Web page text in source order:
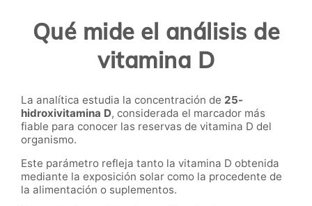
Qué mide el análisis de
vitamina D
La analítica estudia la concentración de 25-
hidroxivitamina D, considerada el marcador más
fiable para conocer las reservas de vitamina D del
organismo.
Este parámetro refleja tanto la vitamina D obtenida
mediante la exposición solar como la procedente de
la alimentación o suplementos.